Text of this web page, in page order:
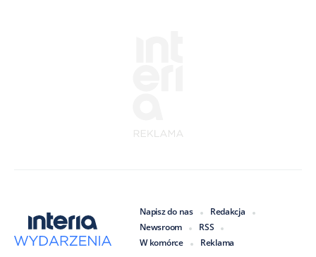
Napisz do nas
Redakcja
Newsroom
RSS
W komórce
Reklama